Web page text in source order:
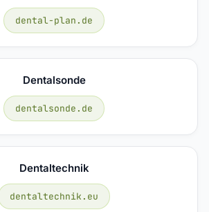
dental-plan.de
Dentalsonde
dentalsonde.de
Dentaltechnik
dentaltechnik.eu